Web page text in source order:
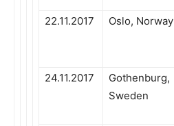
22.11.2017 Oslo, Norway
24.11.2017
Gothenburg,
Sweden